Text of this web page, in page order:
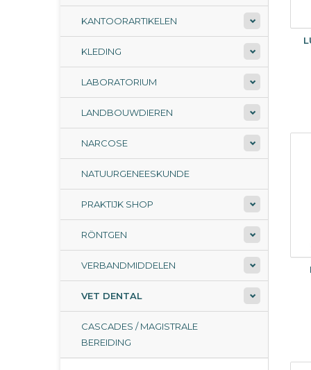
KANTOORARTIKELEN
KLEDING
LABORATORIUM
LANDBOUWDIEREN
NARCOSE
NATUURGENEESKUNDE
PRAKTIJK SHOP
RÖNTGEN
VERBANDMIDDELEN
VET DENTAL
CASCADES / MAGISTRALE
BEREIDING